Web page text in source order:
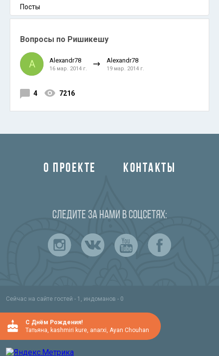
Посты
Вопросы по Ришикешу
A Alexandr78
16 мар. 2014 г.
Alexandr78
19 мар. 2014 г.
4 7216
О ПРОЕКТЕ КОНТАКТЫ
Следите за нами в соцсетях:
Сейчас на сайте гостей - 1, индоманов - 0
C Днём Рождения!
Татьяна, kashmiri kure, anarxi, Ayan Chouhan